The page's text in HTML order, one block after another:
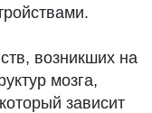
возникших на
мозга,
зависит